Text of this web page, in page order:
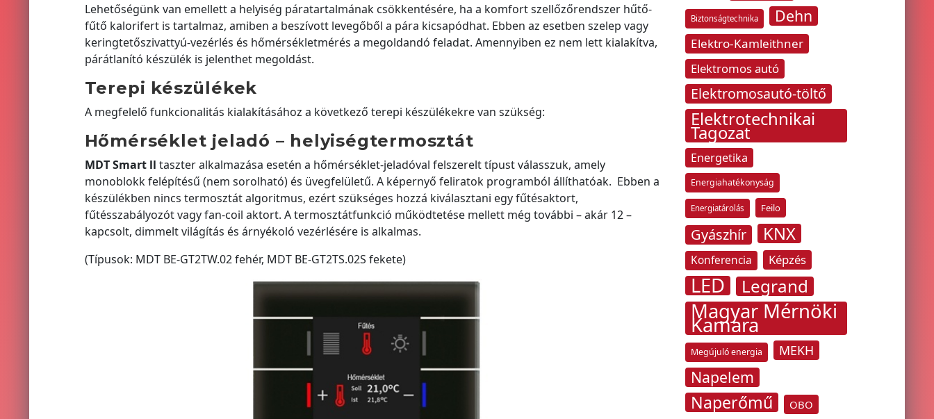
Lehetőségünk van emellett a helyiség páratartalmának csökkentésére, ha a komfort szellőzőrendszer hűtő-
fűtő kalorifert is tartalmaz, amiben a beszívott levegőből a pára kicsapódhat. Ebben az esetben szelep vagy
keringtetőszivattyú-vezérlés és hőmérsékletmérés a megoldandó feladat. Amennyiben ez nem lett kialakítva,
párátlanító készülék is jelenthet megoldást.
Terepi készülékek
A megfelelő funkcionalitás kialakításához a következő terepi készülékekre van szükség:
Hőmérséklet jeladó – helyiségtermosztát
MDT Smart ll taszter alkalmazása esetén a hőmérséklet-jeladóval felszerelt típust válasszuk, amely
monoblokk felépítésű (nem sorolható) és üvegfelületű. A képernyő feliratok programból állíthatóak. Ebben a
készülékben nincs termosztát algoritmus, ezért szükséges hozzá kiválasztani egy fűtésaktort,
fűtésszabályozót vagy fan-coil aktort. A termosztátfunkció működtetése mellett még további – akár 12 –
kapcsolt, dimmelt világítás és árnyékoló vezérlésére is alkalmas.
(Típusok: MDT BE-GT2TW.02 fehér, MDT BE-GT2TS.02S fekete)
Biztonságtechnika Dehn
Elektro-Kamleithner
Elektromos autó
Elektromosautó-töltő
Elektrotechnikai
Tagozat
Energetika
Energiahatékonyság
Energiatárolás Feilo
Gyászhír KNX
Konferencia Képzés
LED Legrand
Magyar Mérnöki
Kamara
Megújuló energia MEKH
Napelem
Naperőmű OBO